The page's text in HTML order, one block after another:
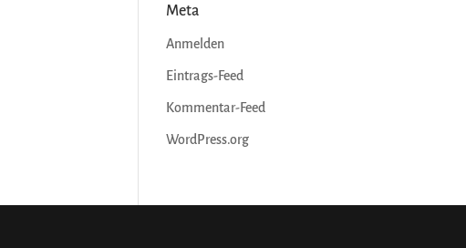
Meta
Anmelden
Eintrags-Feed
Kommentar-Feed
WordPress.org